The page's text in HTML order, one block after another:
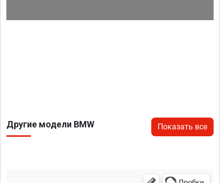
Другие модели BMW Показать все